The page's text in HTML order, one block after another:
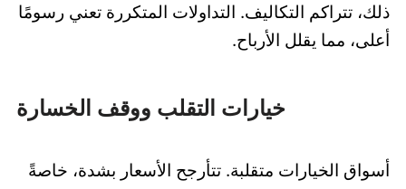
ذلك، تتراكم التكاليف. التداولات المتكررة تعني رسومًا
أعلى، مما يقلل الأرباح.
خيارات التقلب ووقف الخسارة
أسواق الخيارات متقلبة. تتأرجح الأسعار بشدة، خاصةً